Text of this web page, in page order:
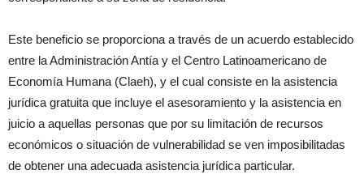
Este beneficio se proporciona a través de un acuerdo establecido
entre la Administración Antía y el Centro Latinoamericano de
Economía Humana (Claeh), y el cual consiste en la asistencia
jurídica gratuita que incluye el asesoramiento y la asistencia en
juicio a aquellas personas que por su limitación de recursos
económicos o situación de vulnerabilidad se ven imposibilitadas
de obtener una adecuada asistencia jurídica particular.